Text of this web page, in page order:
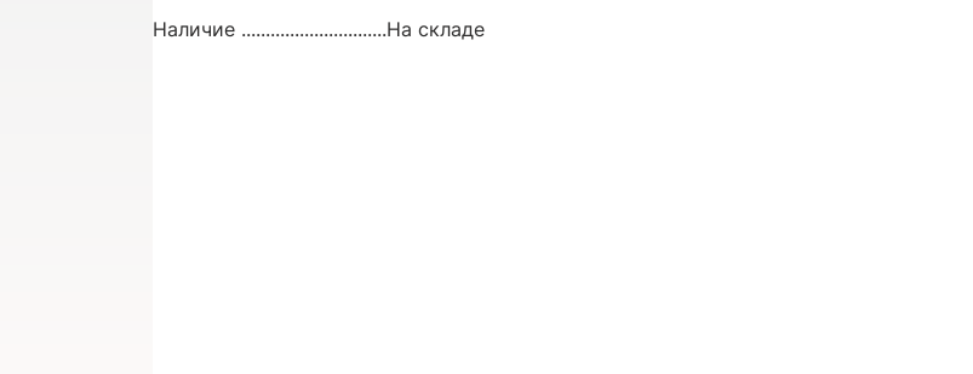
Наличие ..............................На складе